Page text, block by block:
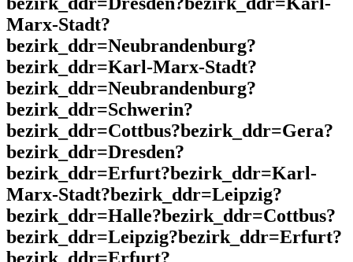
Marx-Stadt?
bezirk_ddr=Neubrandenburg?
bezirk_ddr=Karl-Marx-Stadt?
bezirk_ddr=Neubrandenburg?
bezirk_ddr=Schwerin?
bezirk_ddr=Cottbus?bezirk_ddr=Gera?
bezirk_ddr=Dresden?
bezirk_ddr=Erfurt?bezirk_ddr=Karl-
Marx-Stadt?bezirk_ddr=Leipzig?
bezirk_ddr=Halle?bezirk_ddr=Cottbus?
bezirk_ddr=Leipzig?bezirk_ddr=Erfurt?